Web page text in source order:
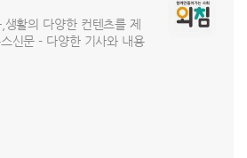
활의 다양한 컨텐츠를 제
신문 - 다양한 기사와 내용